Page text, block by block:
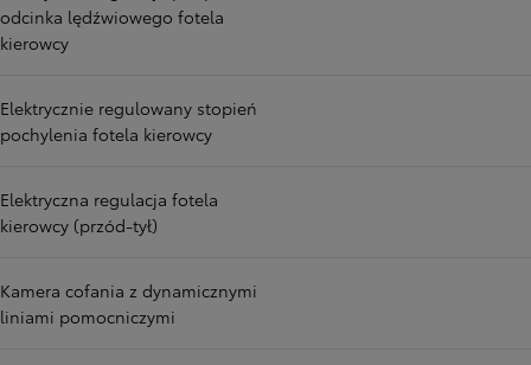
odcinka lędźwiowego fotela
kierowcy
Elektrycznie regulowany stopień
pochylenia fotela kierowcy
Elektryczna regulacja fotela
kierowcy (przód-tył)
Kamera cofania z dynamicznymi
liniami pomocniczymi